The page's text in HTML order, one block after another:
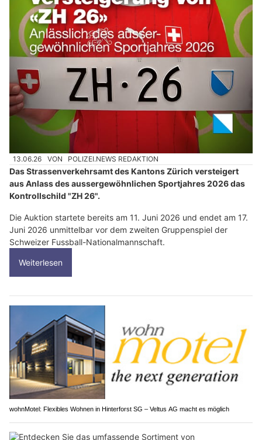
13.06.26 VON POLIZEI.NEWS REDAKTION
Das Strassenverkehrsamt des Kantons Zürich versteigert
aus Anlass des aussergewöhnlichen Sportjahres 2026 das
Kontrollschild "ZH 26".
Die Auktion startete bereits am 11. Juni 2026 und endet am 17.
Juni 2026 unmittelbar vor dem zweiten Gruppenspiel der
Schweizer Fussball-Nationalmannschaft.
Weiterlesen
wohnMotel: Flexibles Wohnen in Hinterforst SG – Veltus AG macht es möglich